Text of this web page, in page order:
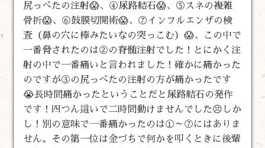
尻っぺたの注射😱、④尿路結石😱、⑤スネの複雑
骨折😱、⑥鼓膜切開術😱、⑦インフルエンザの検
査（鼻の穴に棒みたいなの突っこむ）😱、この中で
一番脅されたのは②の脊髄注射でした！とにかく注
射の中で一番痛いと言われました！確かに痛かった
のですが③の尻っぺたの注射の方が痛かったです
😭長時間痛かったということだと尿路結石の発作
です！四つん這いで二時間動けませんでした😣しか
し！別の意味で一番痛かったのは①～⑦にはありま
せん。その第一位は金づちで何かを叩くときに後輩